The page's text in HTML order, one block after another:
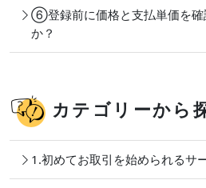
⑥登録前に価格と支払単価を確
か？
カテゴリーから
1.初めてお取引を始められるサ